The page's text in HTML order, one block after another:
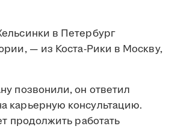
в Петербург
— из Коста-Рики в Москву,
позвонили, он ответил
карьерную консультацию.
продолжить работать